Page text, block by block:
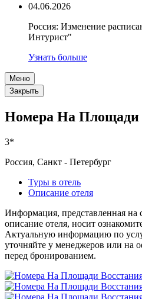
04.06.2026
Россия: Изменение
Интурист"
Узнать больше
Меню
Закрыть
Номера На Площади
3*
Россия, Санкт - Петербург
Туры в отель
Описание отеля
Информация, представленная на
описание отеля, носит
Актуальную информацию по
уточняйте у менеджеров или на
перед бронированием.